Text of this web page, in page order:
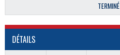
TERMINÉ
DÉTAILS